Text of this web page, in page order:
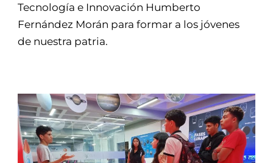
Tecnología e Innovación Humberto
Fernández Morán para formar a los jóvenes
de nuestra patria.